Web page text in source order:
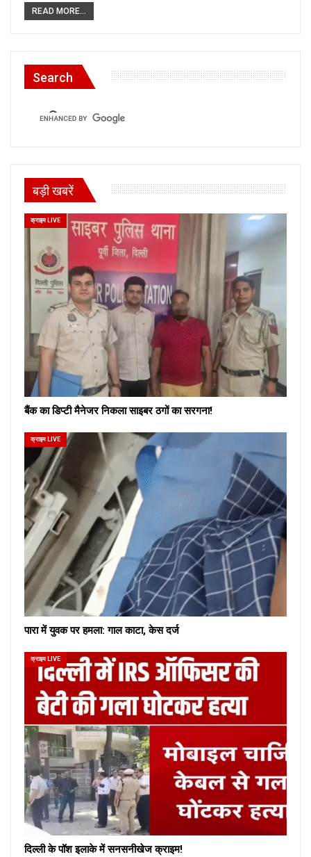
READ MORE...
Search
बड़ी खबरें
क्राइम LIVE
बैंक का डिप्टी मैनेजर निकला साइबर ठगों का सरगना!
क्राइम LIVE
पारा में युवक पर हमला: गाल काटा, केस दर्ज
क्राइम LIVE
दिल्ली के पॉश इलाके में सनसनीखेज क्राइम!